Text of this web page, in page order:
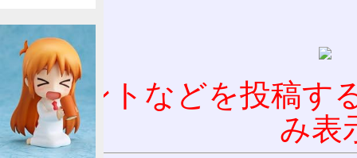
コメントなどを投稿す
み表